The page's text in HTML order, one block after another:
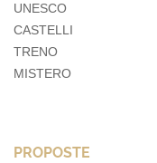
UNESCO
CASTELLI
TRENO
MISTERO
PROPOSTE